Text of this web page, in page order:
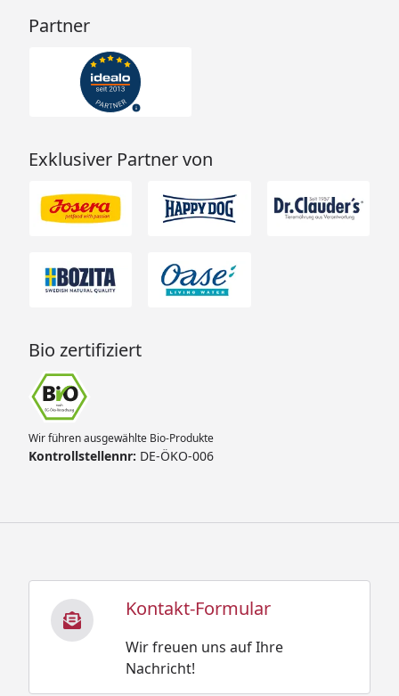
Partner
Exklusiver Partner von
Bio zertifiziert
Wir führen ausgewählte Bio-Produkte
Kontrollstellennr: DE-ÖKO-006
Kontakt-Formular
Wir freuen uns auf Ihre
Nachricht!